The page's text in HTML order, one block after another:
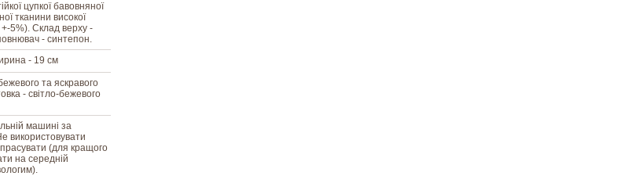
цупкої бавовняної
тканини високої
+-5%). Склад верху -
- синтепон.
- 19 см
та яскравого
- світло-бежевого
машині за
використовувати
(для кращого
на середній